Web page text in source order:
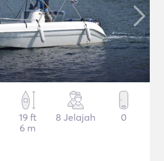
19 ft
6 m
8 Jelajah 0